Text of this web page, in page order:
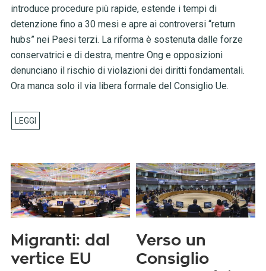
introduce procedure più rapide, estende i tempi di
detenzione fino a 30 mesi e apre ai controversi “return
hubs” nei Paesi terzi. La riforma è sostenuta dalle forze
conservatrici e di destra, mentre Ong e opposizioni
denunciano il rischio di violazioni dei diritti fondamentali.
Ora manca solo il via libera formale del Consiglio Ue.
Migranti: dal
vertice EU
Verso un
Consiglio